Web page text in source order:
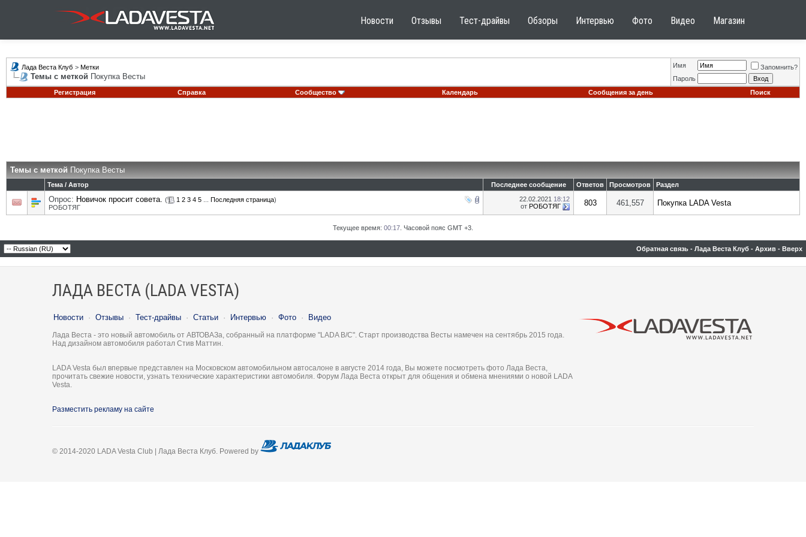
Новости Отзывы Тест-драйвы Обзоры Интервью Фото Видео Магазин
Лада Веста Клуб > Метки
Темы с меткой Покупка Весты
Имя
Запомнить?
Пароль
Регистрация
Справка Сообщество Календарь Сообщения за день Поиск
Темы с меткойПокупка Весты
Тема / Автор Последнее сообщение Ответов Просмотров Раздел
Опрос: Новичок просит совета. ( 1 2 3 4 5 Последняя страница)
РОБОТЯГ
22.02.2021 18:12
от РОБОТЯГ 803 461,557 Покупка LADA Vesta
Текущее время: 00:17 . Часовой пояс GMT +3.
Обратная связь - Лада Веста Клуб - Архив - Вверх
ЛАДА ВЕСТА (LADA VESTA)
Новости · Отзывы · Тест-драйвы · Статьи · Интервью · Фото · Видео
Лада Веста - это новый автомобиль от АВТОВАЗа, собранный на платформе "LADA B/C". Старт производства Весты намечен на сентябрь 2015 года.
Над дизайном автомобиля работал Стив Маттин.
LADA Vesta был впервые представлен на Московском автомобильном автосалоне в августе 2014 года, Вы можете посмотреть фото Лада Веста,
прочитать свежие новости, узнать технические характеристики автомобиля. Форум Лада Веста открыт для общения и обмена мнениями о новой LADA
Vesta.
Разместить рекламу на сайте
© 2014-2020 LADA Vesta Club | Лада Веста Клуб. Powered by